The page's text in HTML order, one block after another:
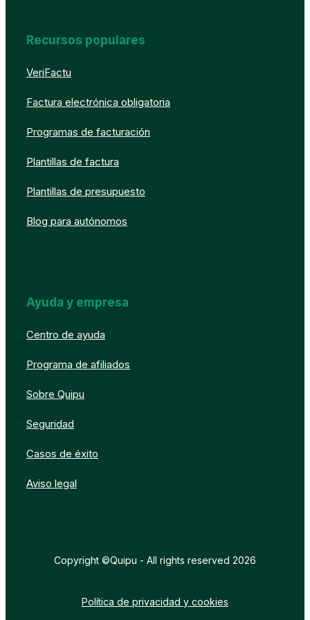
Recursos populares
VeriFactu
Factura electrónica obligatoria
Programas de facturación
Plantillas de factura
Plantillas de presupuesto
Blog para autónomos
Ayuda y empresa
Centro de ayuda
Programa de afiliados
Sobre Quipu
Seguridad
Casos de éxito
Aviso legal
Copyright ©Quipu - All rights reserved 2026
Política de privacidad y cookies